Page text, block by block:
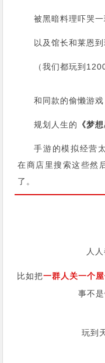
被黑暗料理吓哭
以及馆长和莱恩
（我们都玩到
和同款的偷懒游戏
规划人生的 《梦
手游的模拟经营
在商店里搜索这些然
了。
人
比如把一群人关一个
事不
玩到